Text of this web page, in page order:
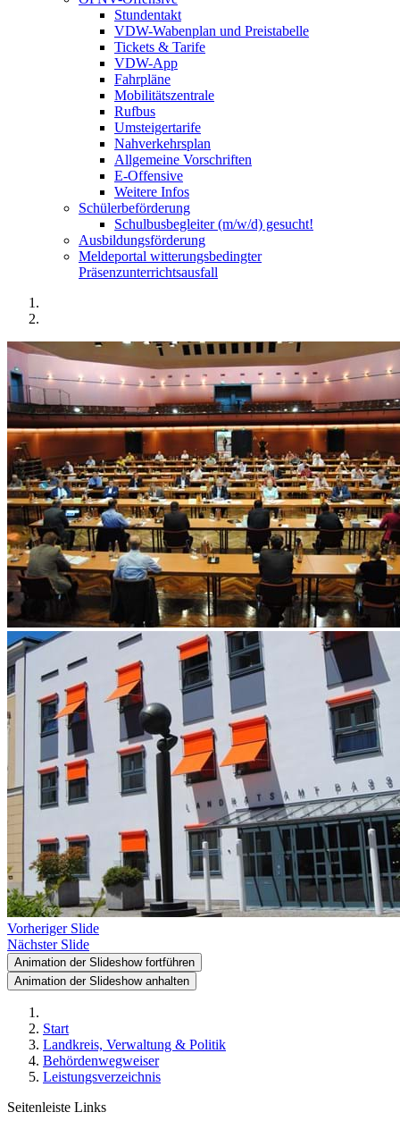
Stundentakt
VDW-Wabenplan und Preistabelle
Tickets & Tarife
VDW-App
Fahrpläne
Mobilitätszentrale
Rufbus
Umsteigertarife
Nahverkehrsplan
Allgemeine Vorschriften
E-Offensive
Weitere Infos
Schülerbeförderung
Schulbusbegleiter (m/w/d) gesucht!
Ausbildungsförderung
Meldeportal witterungsbedingter
Präsenzunterrichtsausfall
Vorheriger Slide
Nächster Slide
Animation der Slideshow fortführen
Animation der Slideshow anhalten
Start
Landkreis, Verwaltung & Politik
Behördenwegweiser
Leistungsverzeichnis
Seitenleiste Links